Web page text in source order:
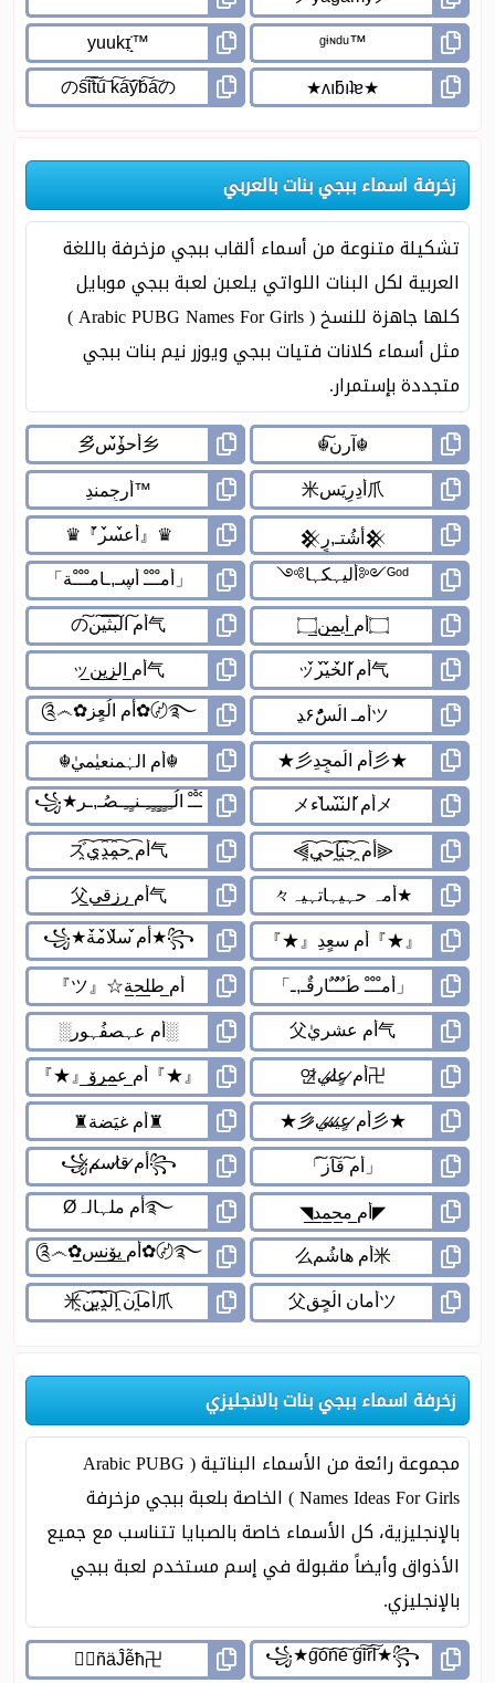
زخرفة اسماء ببجي بنات بالعربي
تشكيلة متنوعة من أسماء ألقاب ببجي مزخرفة باللغة
العربية لكل البنات اللواتي يلعبن لعبة ببجي موبايل
كلها جاهزة للنسخ ( Arabic PUBG Names For Girls )
مثل أسماء كلانات فتيات ببجي ويوزر نيم بنات ببجي
متجددة بإستمرار.
زخرفة اسماء ببجي بنات بالانجليزي
مجموعة رائعة من الأسماء البناتية ( Arabic PUBG
Names Ideas For Girls ) الخاصة بلعبة ببجي مزخرفة
بالإنجليزية، كل الأسماء خاصة بالصبايا تتناسب مع جميع
الأذواق وأيضاً مقبولة في إسم مستخدم لعبة ببجي
بالإنجليزي.